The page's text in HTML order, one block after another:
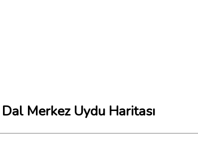
Merkez Uydu Haritası